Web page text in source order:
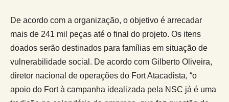
De acordo com a organização, o objetivo é arrecadar
mais de 241 mil peças até o final do projeto. Os itens
doados serão destinados para famílias em situação de
vulnerabilidade social. De acordo com Gilberto Oliveira,
diretor nacional de operações do Fort Atacadista, “o
apoio do Fort à campanha idealizada pela NSC já é uma